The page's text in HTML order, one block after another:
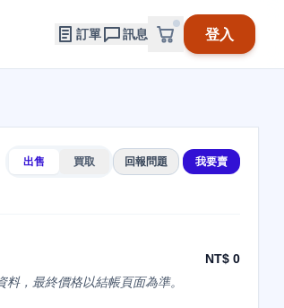
訂單 訊息 登入
出售 買取 回報問題 我要賣
NT$ 0
料，最終價格以結帳頁面為準。